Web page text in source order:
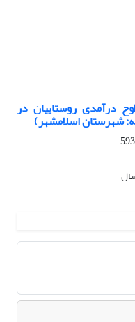
درآمدی روستاییان در
شهرستان اسلامشهر)